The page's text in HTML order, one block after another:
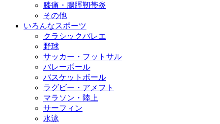
膝痛・腸脛靭帯炎
その他
いろんなスポーツ
クラシックバレエ
野球
サッカー・フットサル
バレーボール
バスケットボール
ラグビー・アメフト
マラソン・陸上
サーフィン
水泳